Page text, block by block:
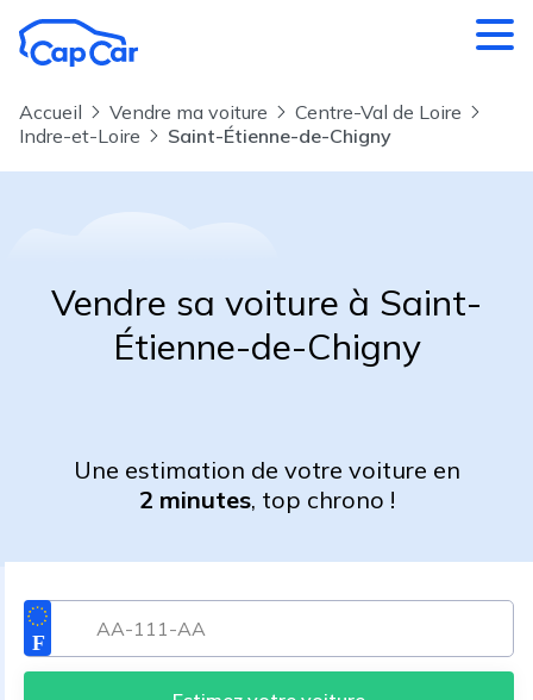
Accueil Vendre ma voiture
Centre-Val de Loire
Indre-et-Loire
Saint-Étienne-de-Chigny
Vendre sa voiture à Saint-
Étienne-de-Chigny
Une estimation de votre voiture en
2 minutes, top chrono !